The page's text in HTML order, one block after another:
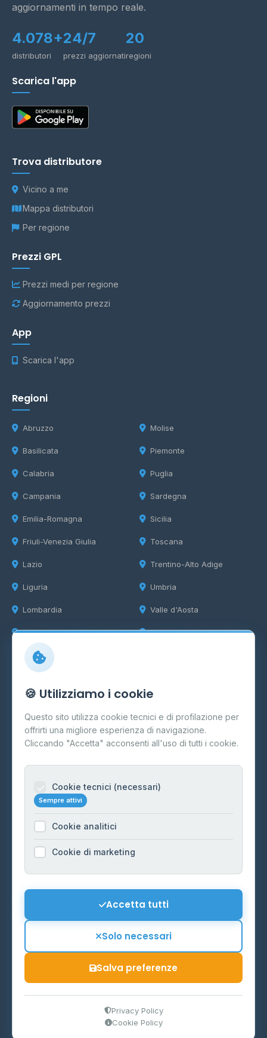
aggiornamenti in tempo reale.
4.078+
distributori
24/7
prezzi aggiornati
20
regioni
Scarica l'app
Trova distributore
Vicino a me
Mappa distributori
Per regione
Prezzi GPL
Prezzi medi per regione
Aggiornamento prezzi
App
Scarica l'app
Regioni
Abruzzo
Basilicata
Calabria
Campania
Emilia-Romagna
Friuli-Venezia Giulia
Lazio
Liguria
Lombardia
Marche
Molise
Piemonte
Puglia
Sardegna
Sicilia
Toscana
Trentino-Alto Adige
Umbria
Valle d'Aosta
Veneto
Info
Cos'è il GPL
FAQ
Contatti
Informazioni legali
Cookie Policy
Preferenze Cookie
Mappa del sito
P.IVA 03859300364
Ministero delle Imprese e del Made in Italy
🍪 Utilizziamo i cookie
Questo sito utilizza cookie tecnici e di profilazione per
offrirti una migliore esperienza di navigazione.
Cliccando "Accetta" acconsenti all'uso di tutti i cookie.
Cookie tecnici (necessari)
Sempre attivi
Cookie analitici
Cookie di marketing
Accetta tutti
Solo necessari
Salva preferenze
Privacy Policy
Cookie Policy